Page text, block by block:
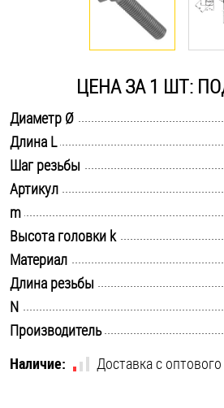
Стопорные кольца
Такелаж
Хомуты
Шайбы
Шпильки
Шплинты
Штифты и пальцы
ЦЕНА ЗА 1 ШТ:
Диаметр Ø
Длина L
Шаг резьбы
Артикул
m
Высота головки k
Материал
Длина резьбы
N
Производитель
Наличие:
Доставка с